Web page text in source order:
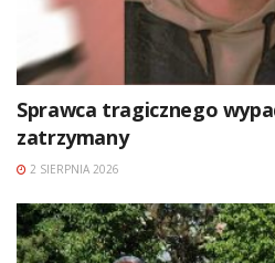
Sprawca tragicznego
zatrzymany
2 SIERPNIA 2026